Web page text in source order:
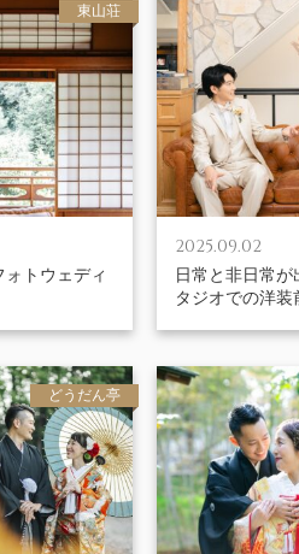
トウェディ
東山荘
2025.09.02
日常と非日常
タジオでの洋装
どうだん亭